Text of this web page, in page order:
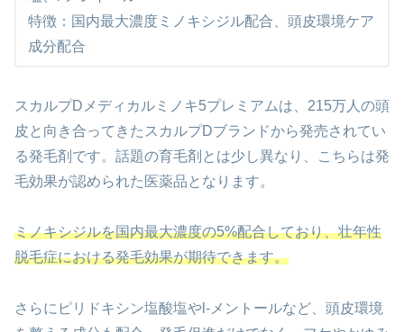
特徴：国内最大濃度ミノキシジル配合、頭皮環境ケア
成分配合
スカルプDメディカルミノキ5プレミアムは、215万人の頭
皮と向き合ってきたスカルプDブランドから発売されてい
る発毛剤です。話題の育毛剤とは少し異なり、こちらは発
毛効果が認められた医薬品となります。
ミノキシジルを国内最大濃度の5%配合しており、壮年性
脱毛症における発毛効果が期待できます。
さらにピリドキシン塩酸塩やl-メントールなど、頭皮環境